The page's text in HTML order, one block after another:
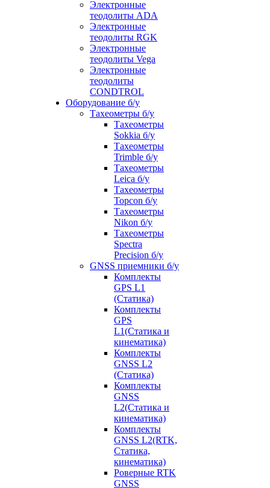
Электронные
теодолиты ADA
Электронные
теодолиты RGK
Электронные
теодолиты Vega
Электронные
теодолиты
CONDTROL
Оборудование б/у
Тахеометры б/у
Тахеометры
Sokkia б/у
Тахеометры
Trimble б/у
Тахеометры
Leica б/у
Тахеометры
Topcon б/у
Тахеометры
Nikon б/у
Тахеометры
Spectra
Precision б/у
GNSS приемники б/у
Комплекты
GPS L1
(Статика)
Комплекты
GPS
L1(Статика и
кинематика)
Комплекты
GNSS L2
(Статика)
Комплекты
GNSS
L2(Статика и
кинематика)
Комплекты
GNSS L2(RTK,
Статика,
кинематика)
Роверные RTK
GNSS